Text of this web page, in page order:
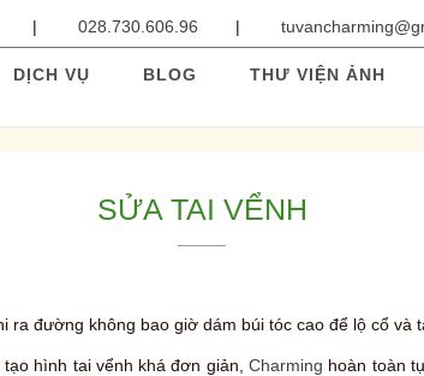
028.730.606.96
DỊCH VỤ BLOG THƯ VIỆN ẢNH
SỬA TAI VỂNH
ra đường không bao giờ dám búi tóc cao để lộ cổ và
tạo hình tai vểnh khá đơn giản,Charming hoàn toàn